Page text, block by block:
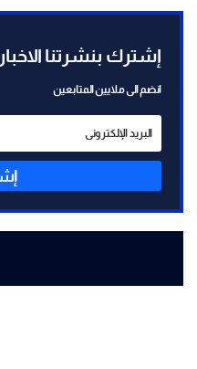
إشترك بنشرتنا
انضم الى ملايين المتابعين